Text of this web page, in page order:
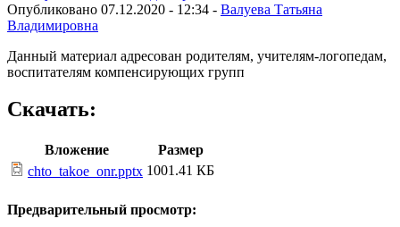
Опубликовано 07.12.2020 - 12:34 - Валуева Татьяна
Владимировна
Данный материал адресован родителям, учителям-логопедам,
воспитателям компенсирующих групп
Скачать:
Вложение
Размер
chto_takoe_onr.pptx 1001.41 КБ
Предварительный просмотр: